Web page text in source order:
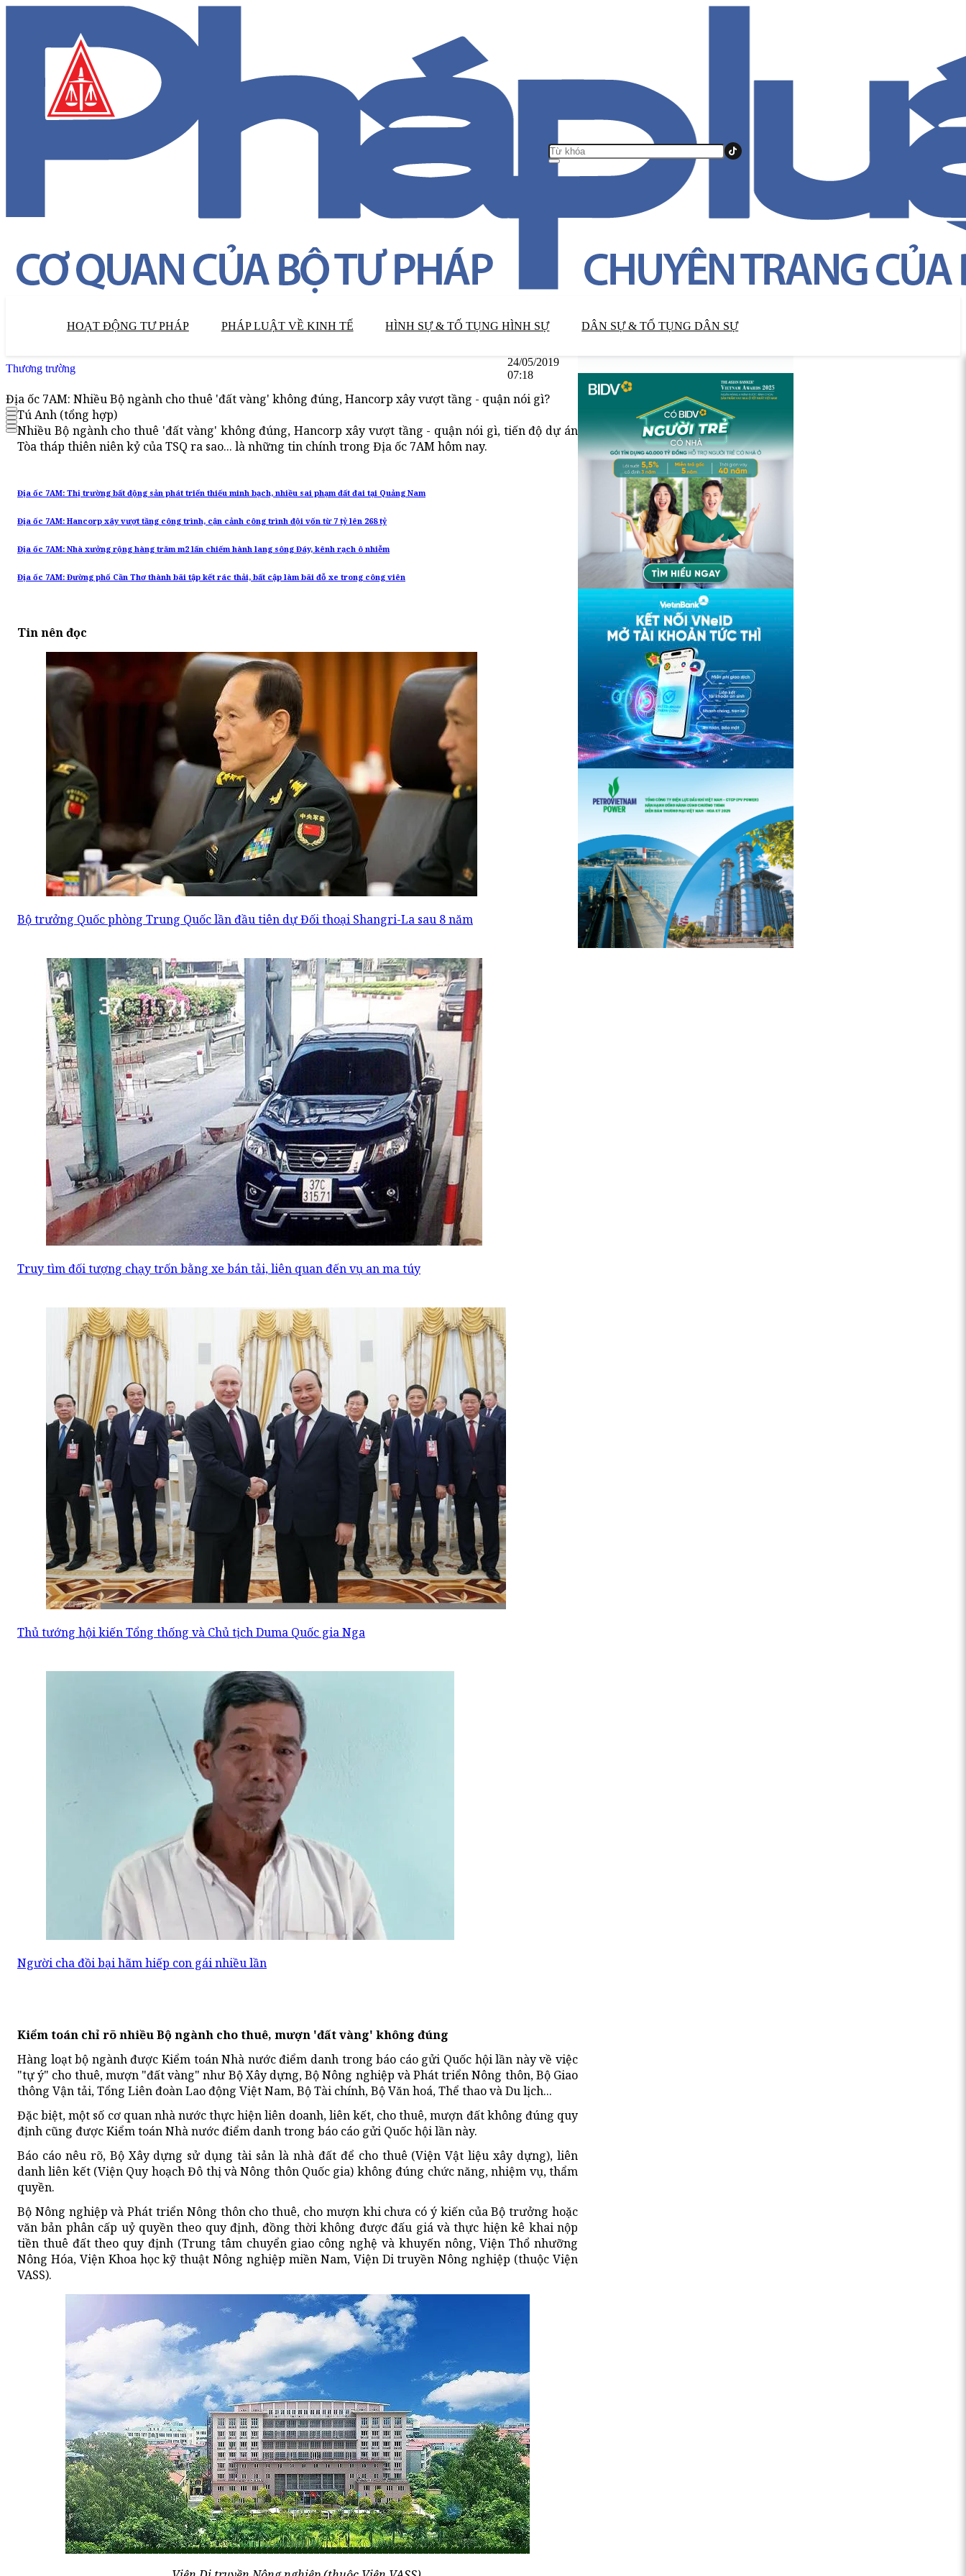
HOẠT ĐỘNG TƯ PHÁP PHÁP LUẬT VỀ KINH TẾ HÌNH SỰ & TỐ TỤNG HÌNH SỰ DÂN SỰ & TỐ TỤNG DÂN SỰ
Thương trường
24/05/2019
07:18
Địa ốc 7AM: Nhiều Bộ ngành cho thuê 'đất vàng' không đúng, Hancorp xây vượt tầng - quận nói gì?
Tú Anh (tổng hợp)
Nhiều Bộ ngành cho thuê 'đất vàng' không đúng, Hancorp xây vượt tầng - quận nói gì, tiến độ dự án
Tòa tháp thiên niên kỷ của TSQ ra sao... là những tin chính trong Địa ốc 7AM hôm nay.
Địa ốc 7AM: Thị trường bất động sản phát triển thiếu minh bạch, nhiều sai phạm đất đai tại Quảng Nam
Địa ốc 7AM: Hancorp xây vượt tầng công trình, cận cảnh công trình đội vốn từ 7 tỷ lên 268 tỷ
Địa ốc 7AM: Nhà xưởng rộng hàng trăm m2 lấn chiếm hành lang sông Đáy, kênh rạch ô nhiễm
Địa ốc 7AM: Đường phố Cần Thơ thành bãi tập kết rác thải, bất cập làm bãi đỗ xe trong công viên
Tin nên đọc
Bộ trưởng Quốc phòng Trung Quốc lần đầu tiên dự Đối thoại Shangri-La sau 8 năm
Truy tìm đối tượng chạy trốn bằng xe bán tải, liên quan đến vụ an ma túy
Thủ tướng hội kiến Tổng thống và Chủ tịch Duma Quốc gia Nga
Người cha đồi bại hãm hiếp con gái nhiều lần
Kiểm toán chỉ rõ nhiều Bộ ngành cho thuê, mượn 'đất vàng' không đúng
Hàng loạt bộ ngành được Kiểm toán Nhà nước điểm danh trong báo cáo gửi Quốc hội lần này về việc
"tự ý" cho thuê, mượn "đất vàng" như Bộ Xây dựng, Bộ Nông nghiệp và Phát triển Nông thôn, Bộ Giao
thông Vận tải, Tổng Liên đoàn Lao động Việt Nam, Bộ Tài chính, Bộ Văn hoá, Thể thao và Du lịch...
Đặc biệt, một số cơ quan nhà nước thực hiện liên doanh, liên kết, cho thuê, mượn đất không đúng quy
định cũng được Kiểm toán Nhà nước điểm danh trong báo cáo gửi Quốc hội lần này.
Báo cáo nêu rõ, Bộ Xây dựng sử dụng tài sản là nhà đất để cho thuê (Viện Vật liệu xây dựng), liên
danh liên kết (Viện Quy hoạch Đô thị và Nông thôn Quốc gia) không đúng chức năng, nhiệm vụ, thẩm
quyền.
Bộ Nông nghiệp và Phát triển Nông thôn cho thuê, cho mượn khi chưa có ý kiến của Bộ trưởng hoặc
văn bản phân cấp uỷ quyền theo quy định, đồng thời không được đấu giá và thực hiện kê khai nộp
tiền thuê đất theo quy định (Trung tâm chuyển giao công nghệ và khuyến nông, Viện Thổ nhưỡng
Nông Hóa, Viện Khoa học kỹ thuật Nông nghiệp miền Nam, Viện Di truyền Nông nghiệp (thuộc Viện
VASS).